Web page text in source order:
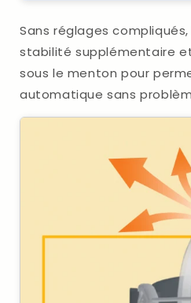
Sans réglages
stabilité supplémentaire
sous le menton pour
automatique sans